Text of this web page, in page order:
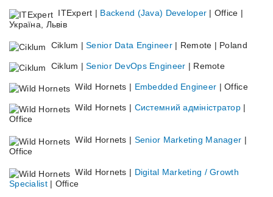
ITExpert | Backend (Java) Developer | Office |
Україна, Львів
Ciklum |Senior Data Engineer| Remote | Poland
Ciklum |Senior DevOps Engineer | Remote
Wild Hornets | Embedded Engineer | Office
Wild Hornets | Системний адміністратор |
Office
Wild Hornets | Senior Marketing Manager |
Office
Wild Hornets | Digital Marketing / Growth
Specialist| Office